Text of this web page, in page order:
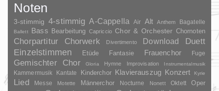
Noten
3-stimmig 4-stimmig A-Cappella Air Alt Anthem Bagatelle
Ballett Bass Bearbeitung Capriccio Chor & Orchester Chornoten
Chorpartitur Chorwerk Divertimento Download
Duett
Einzelstimmen
Etüde Fantasie Frauenchor Fuge
Gemischter Chor Gloria Hymne Improvisation Instrumentalmusik
Kammermusik Kantate Kinderchor Klavierauszug Konzert Kyrie
Lied Messe Motette Männerchor Nocturne Nonett Oktett Oper